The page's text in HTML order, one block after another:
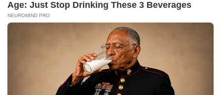
есть!». Дети уснули рано вечером
голодными. Утром Илья проснулся от
странного звука. Кто-то стоял рядом и часто
дышал. Мальчик открыл глаза. Перед ним на
матраце лежала палка колбасы, а Снежок
внимательно наблюдал за ним.
— Каринка! – радостно окликнул Илья